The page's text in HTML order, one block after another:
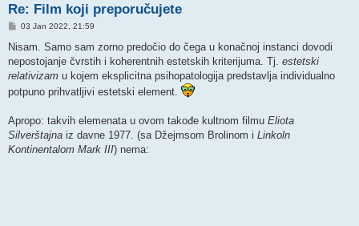
Re: Film koji preporučujete
P
s
03 Jan 2022, 21:59
Nisam. Samo sam zorno predočio do čega u konačnoj instanci dovodi
nepostojanje čvrstih i koherentnih estetskih kriterijuma. Tj. estetski
relativizam u kojem eksplicitna psihopatologija predstavlja individualno
potpuno prihvatljivi estetski element.
Apropo: takvih elemenata u ovom takođe kultnom filmu Eliota
Silverštajna iz davne 1977. (sa Džejmsom Brolinom i Linkoln
Kontinentalom Mark III) nema: